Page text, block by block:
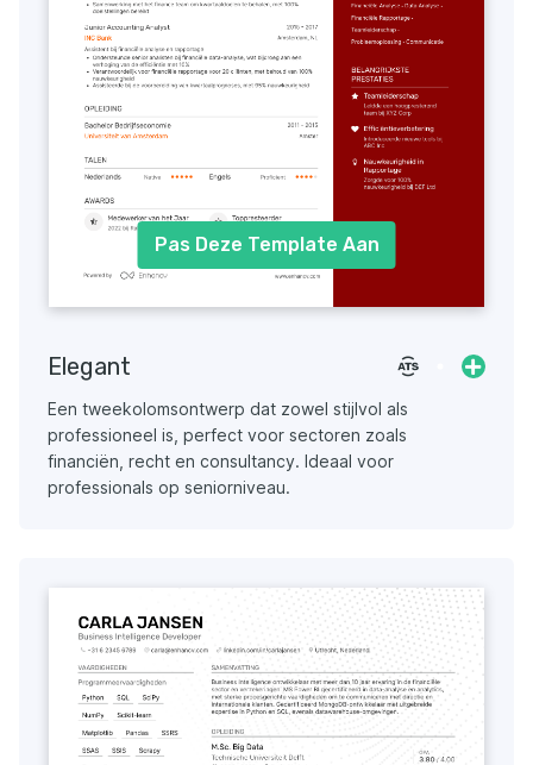
Pas Deze Template Aan
Elegant
Een tweekolomsontwerp dat zowel stijlvol als
professioneel is, perfect voor sectoren zoals
financiën, recht en consultancy. Ideaal voor
professionals op seniorniveau.